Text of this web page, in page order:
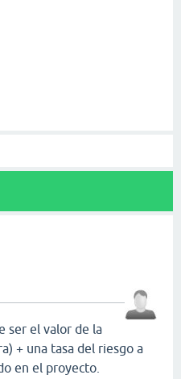
ser el valor de la
+ una tasa del riesgo a
en el proyecto.